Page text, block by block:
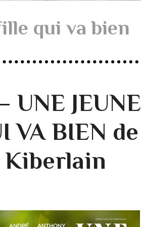
qui va bien
UNE JEUNE
VA BIEN de
Kiberlain